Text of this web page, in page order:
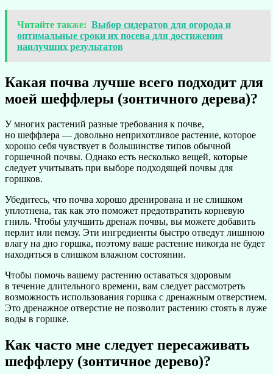
Читайте также: Выбор сидератов для огорода и
оптимальные сроки их посева для достижения
наилучших результатов
Какая почва лучше всего подходит для
моей шеффлеры (зонтичного дерева)?
У многих растений разные требования к почве,
но шеффлера — довольно неприхотливое растение, которое
хорошо себя чувствует в большинстве типов обычной
горшечной почвы. Однако есть несколько вещей, которые
следует учитывать при выборе подходящей почвы для
горшков.
Убедитесь, что почва хорошо дренирована и не слишком
уплотнена, так как это поможет предотвратить корневую
гниль. Чтобы улучшить дренаж почвы, вы можете добавить
перлит или пемзу. Эти ингредиенты быстро отведут лишнюю
влагу на дно горшка, поэтому ваше растение никогда не будет
находиться в слишком влажном состоянии.
Чтобы помочь вашему растению оставаться здоровым
в течение длительного времени, вам следует рассмотреть
возможность использования горшка с дренажным отверстием.
Это дренажное отверстие не позволит растению стоять в луже
воды в горшке.
Как часто мне следует пересаживать
шеффлеру (зонтичное дерево)?